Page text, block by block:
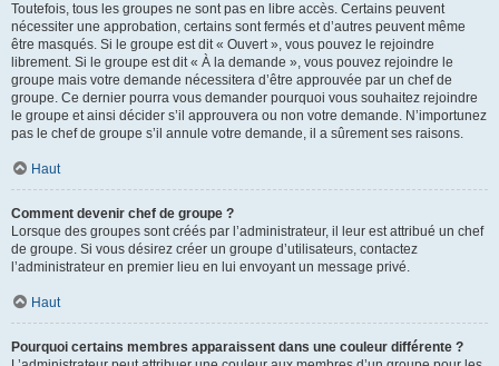
Toutefois, tous les groupes ne sont pas en libre accès. Certains peuvent
nécessiter une approbation, certains sont fermés et d’autres peuvent même
être masqués. Si le groupe est dit « Ouvert », vous pouvez le rejoindre
librement. Si le groupe est dit « À la demande », vous pouvez rejoindre le
groupe mais votre demande nécessitera d’être approuvée par un chef de
groupe. Ce dernier pourra vous demander pourquoi vous souhaitez rejoindre
le groupe et ainsi décider s’il approuvera ou non votre demande. N’importunez
pas le chef de groupe s’il annule votre demande, il a sûrement ses raisons.
Haut
Comment devenir chef de groupe ?
Lorsque des groupes sont créés par l’administrateur, il leur est attribué un chef
de groupe. Si vous désirez créer un groupe d’utilisateurs, contactez
l’administrateur en premier lieu en lui envoyant un message privé.
Haut
Pourquoi certains membres apparaissent dans une couleur différente ?